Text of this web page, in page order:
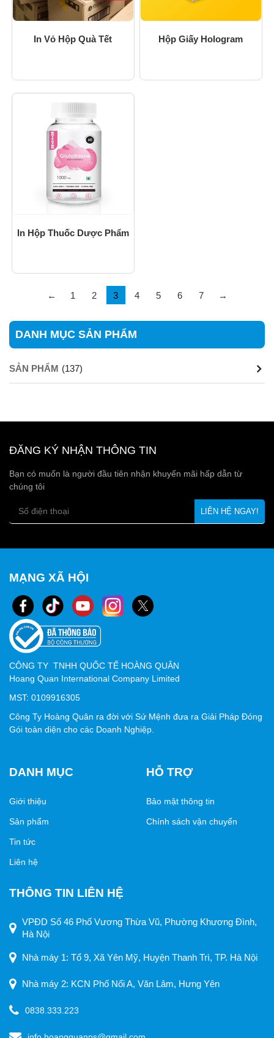
In Vỏ Hộp Quà Tết Hộp Giấy Hologram
In Hộp Thuốc Dược Phẩm
← 1 2 3 4 5 6 7 →
DANH MỤC SẢN PHẨM
SẢN PHẨM (137)
ĐĂNG KÝ NHẬN THÔNG TIN
Bạn có muốn là người đầu tiên nhận khuyến mãi hấp dẫn từ
chúng tôi
MẠNG XÃ HỘI
CÔNG TY TNHH QUỐC TẾ HOÀNG QUÂN
Hoang Quan International Company Limited
MST: 0109916305
Công Ty Hoàng Quân ra đời với Sứ Mệnh đưa ra Giải Pháp Đóng
Gói toàn diện cho các Doanh Nghiệp.
DANH MỤC
Giới thiệu
Sản phẩm
Tin tức
Liên hệ
HỖ TRỢ
Bảo mật thông tin
Chính sách vận chuyển
THÔNG TIN LIÊN HỆ
VPĐD Số 46 Phố Vương Thừa Vũ, Phường Khương Đình,
Hà Nội
Nhà máy 1: Tổ 9, Xã Yên Mỹ, Huyện Thanh Trì, TP. Hà Nội
Nhà máy 2: KCN Phố Nối A, Văn Lâm, Hưng Yên
0838.333.223